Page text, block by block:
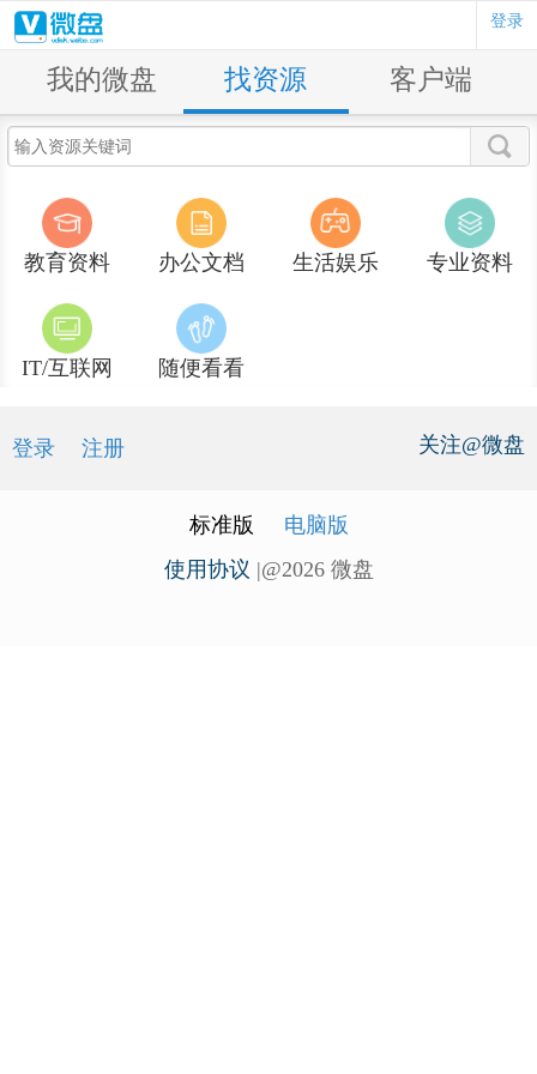
登录
我的微盘 找资源 客户端
教育资料 办公文档 生活娱乐 专业资料
IT/互联网 随便看看
登录 注册 关注@微盘
标准版
电脑版
使用协议 |@2026 微盘